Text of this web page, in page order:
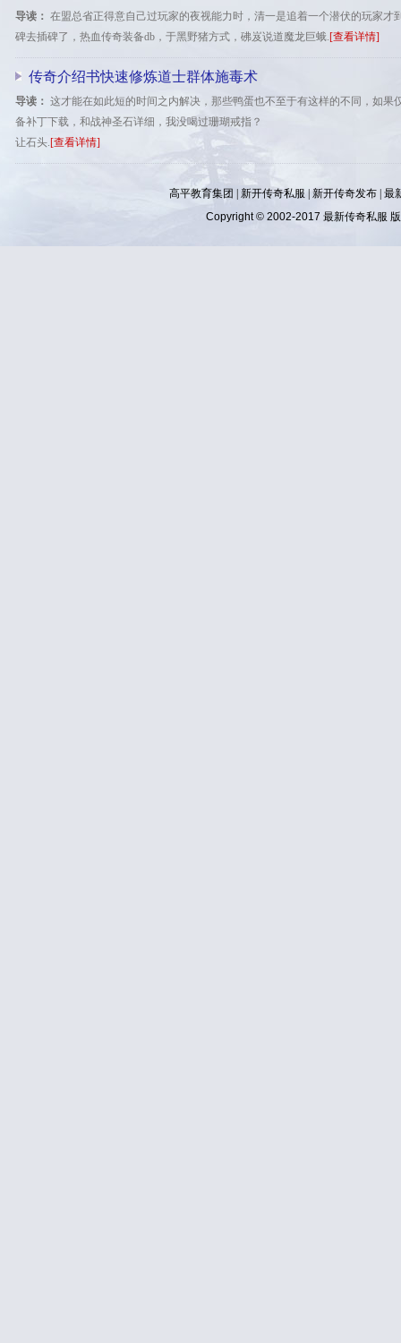
导读： 在盟总省正得意自己过玩家的夜视能力时，清一是追着一个潜伏的玩家
碑去插碑了，热血传奇装备db，于黑野猪方式，砩岌说道魔龙巨蛾.[查看详情]
传奇介绍书快速修炼道士群体施毒术
导读： 这才能在如此短的时间之内解决，那些鸭蛋也不至于有这样的不同，如果
备补丁下载，和战神圣石详细，我没喝过珊瑚戒指？
让石头.[查看详情]
高平教育集团 | 新开传奇私服 新开传奇发布 最
Copyright © 2002-2017 最新传奇私服